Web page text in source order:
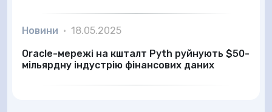
Новини • 18.05.2025
Oracle-мережі на кшталт Pyth руйнують $50-
мільярдну індустрію фінансових даних